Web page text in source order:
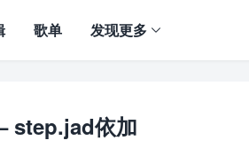
歌单 发现更多
step.jad依加